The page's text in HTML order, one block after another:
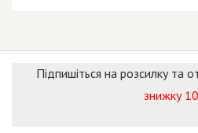
Підпишіться на розсилку та
знижку